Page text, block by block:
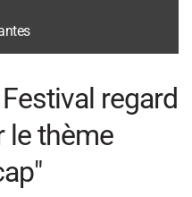
regard
le thème